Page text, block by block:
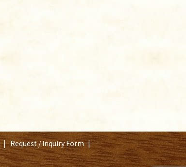
Request / Inquiry Form